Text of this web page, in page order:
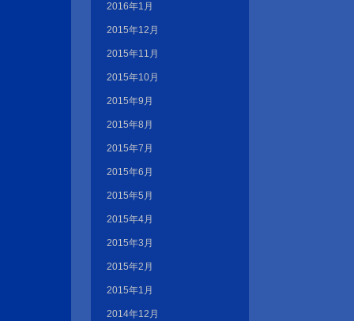
2016年1月
2015年12月
2015年11月
2015年10月
2015年9月
2015年8月
2015年7月
2015年6月
2015年5月
2015年4月
2015年3月
2015年2月
2015年1月
2014年12月